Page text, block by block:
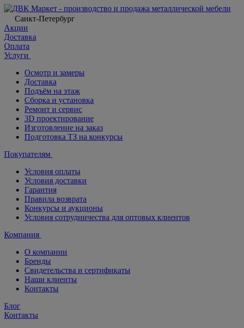
Санкт-Петербург
Акции
Доставка
Оплата
Услуги
Осмотр и замеры
Доставка
Подъём на этаж
Сборка и установка
Ремонт и сервис
3D проектирование
Изготовление на заказ
Подготовка ТЗ на конкурсы
Покупателям
Условия оплаты
Условия доставки
Гарантия
Правила возврата
Конкурсы и аукционы
Условия сотрудничества для оптовых клиентов
Компания
О компании
Бренды
Свидетельства и сертификаты
Наши клиенты
Контакты
Блог
Контакты